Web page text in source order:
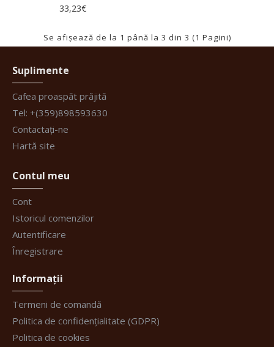
33,23€
Se afişează de la 1 până la 3 din 3 (1 Pagini)
Suplimente
Cafea proaspăt prăjită
Tel: +(359)898593630
Contactați-ne
Hartă site
Contul meu
Cont
Istoricul comenzilor
Autentificare
Înregistrare
Informații
Termeni de comandă
Politica de confidențialitate (GDPR)
Politica de cookies